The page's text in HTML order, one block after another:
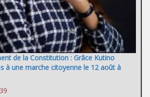
de la Constitution : Grâce Kutino
à une marche citoyenne le 12 août à